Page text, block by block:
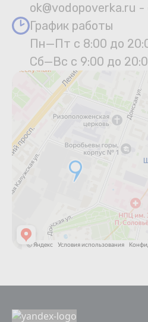
ok@vodopoverka.ru
График работы
Пн—Пт с 8:00 до
Сб—Вс с 9:00 до